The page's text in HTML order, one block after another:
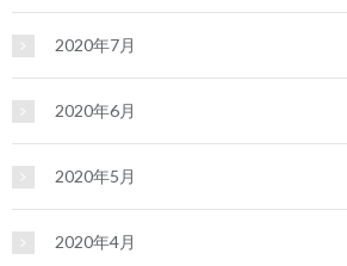
2020年7月
2020年6月
2020年5月
2020年4月